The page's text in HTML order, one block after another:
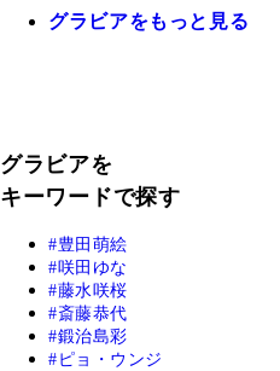
グラビアをもっと見る
グラビアを
キーワードで探す
豊田萌絵
咲田ゆな
藤水咲桜
斎藤恭代
鍛治島彩
ピョ・ウンジ